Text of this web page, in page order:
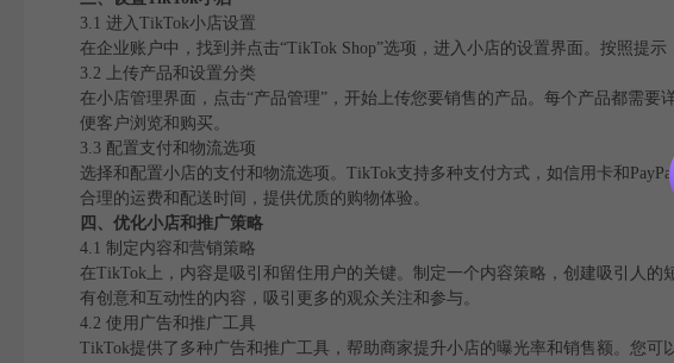
3.1 进入TikTok小店设置
在企业账户中，找到并点击“TikTok Shop”选项，进入小店的设置界面。按照提
3.2 上传产品和设置分类
在小店管理界面，点击“产品管理”，开始上传您要销售的产品。每个产品都需
便客户浏览和购买。
3.3 配置支付和物流选项
选择和配置小店的支付和物流选项。TikTok支持多种支付方式，如信用卡和
合理的运费和配送时间，提供优质的购物体验。
四、优化小店和推广策略
4.1 制定内容和营销策略
在TikTok上，内容是吸引和留住用户的关键。制定一个内容策略，创建吸引人
有创意和互动性的内容，吸引更多的观众关注和参与。
4.2 使用广告和推广工具
TikTok提供了多种广告和推广工具，帮助商家提升小店的曝光率和销售额。您